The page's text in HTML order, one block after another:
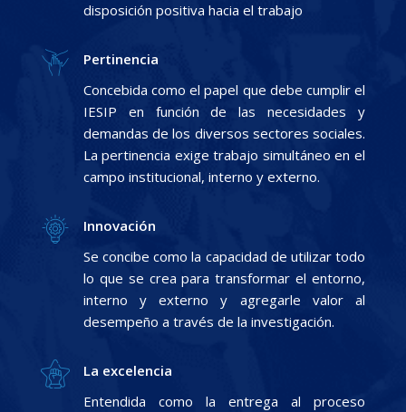
disposición positiva hacia el trabajo
Pertinencia
Concebida como el papel que debe cumplir el
IESIP en función de las necesidades y
demandas de los diversos sectores sociales.
La pertinencia exige trabajo simultáneo en el
campo institucional, interno y externo.
Innovación
Se concibe como la capacidad de utilizar todo
lo que se crea para transformar el entorno,
interno y externo y agregarle valor al
desempeño a través de la investigación.
La excelencia
Entendida como la entrega al proceso